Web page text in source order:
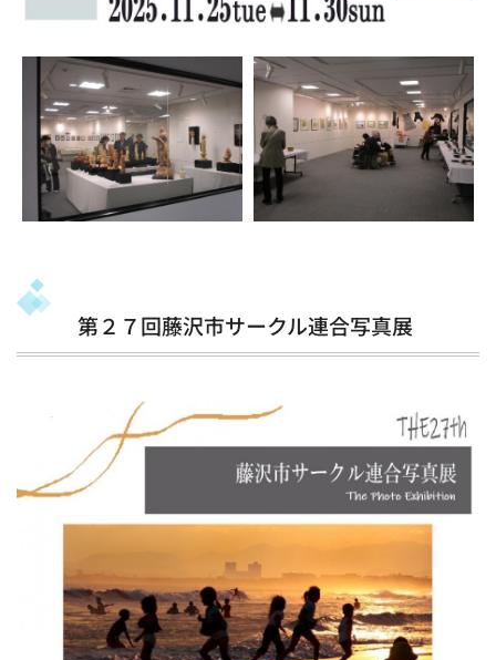
第２７回藤沢市サークル連合写真展